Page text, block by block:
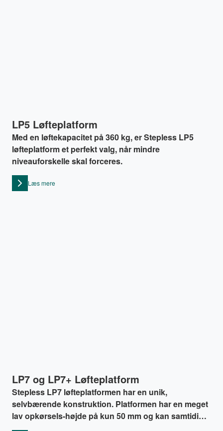
LP5 Løfteplatform
Med en løftekapacitet på 360 kg, er Stepless LP5
løfteplatform et perfekt valg, når mindre
niveauforskelle skal forceres.
Læs mere
LP7 og LP7+ Løfteplatform
Stepless LP7 løfteplatformen har en unik,
selvbærende konstruktion. Platformen har en meget
lav opkørsels-højde på kun 50 mm og kan samtidig
præstere en løftehøjde på op til 1500 mm samt en